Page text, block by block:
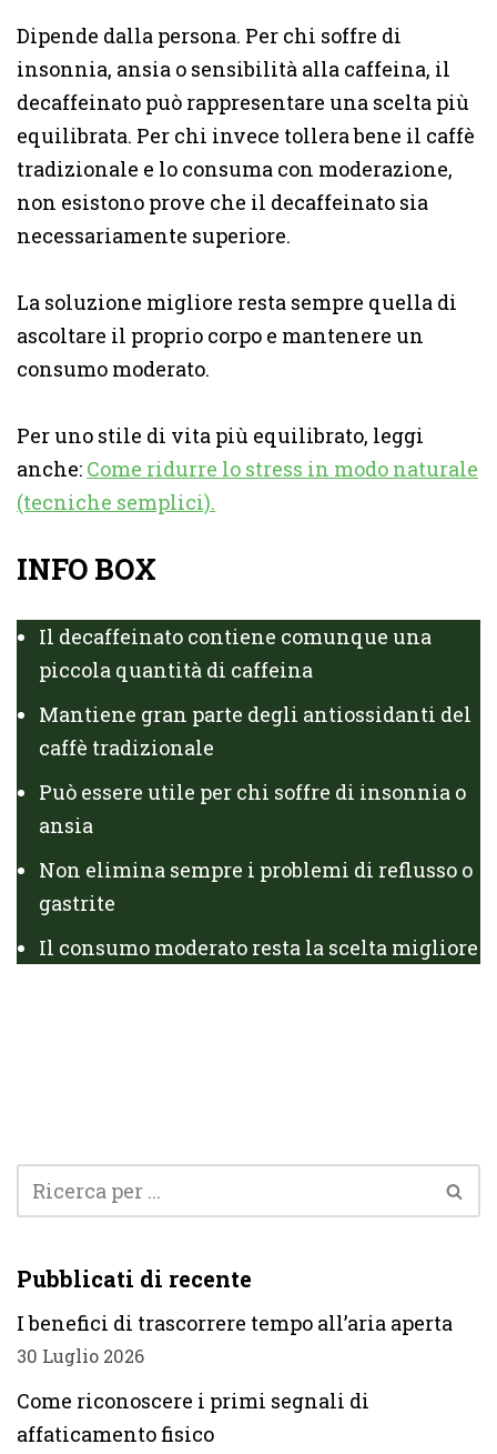
Dipende dalla persona. Per chi soffre di
insonnia, ansia o sensibilità alla caffeina, il
decaffeinato può rappresentare una scelta più
equilibrata. Per chi invece tollera bene il caffè
tradizionale e lo consuma con moderazione,
non esistono prove che il decaffeinato sia
necessariamente superiore.
La soluzione migliore resta sempre quella di
ascoltare il proprio corpo e mantenere un
consumo moderato.
Per uno stile di vita più equilibrato, leggi
anche: Come ridurre lo stress in modo naturale
(tecniche semplici).
INFO BOX
Il decaffeinato contiene comunque una
piccola quantità di caffeina
Mantiene gran parte degli antiossidanti del
caffè tradizionale
Può essere utile per chi soffre di insonnia o
ansia
Non elimina sempre i problemi di reflusso o
gastrite
Il consumo moderato resta la scelta migliore
Pubblicati di recente
I benefici di trascorrere tempo all’aria aperta
30 Luglio 2026
Come riconoscere i primi segnali di
affaticamento fisico